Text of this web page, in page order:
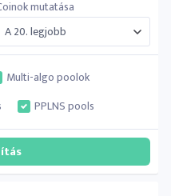
mutatása
Multi-algo poolok
PPLNS pools